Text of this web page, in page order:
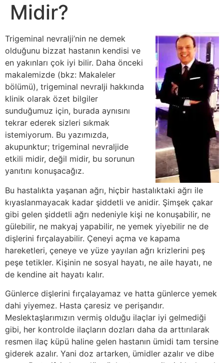
Midir?
Trigeminal nevralji’nin ne demek
olduğunu bizzat hastanın kendisi ve
en yakınları çok iyi bilir. Daha önceki
makalemizde (bkz: Makaleler
bölümü), trigeminal nevralji hakkında
klinik olarak özet bilgiler
sunduğumuz için, burada aynısını
tekrar ederek sizleri sıkmak
istemiyorum. Bu yazımızda,
akupunktur; trigeminal nevraljide
etkili midir, değil midir, bu sorunun
yanıtını konuşacağız.
Bu hastalıkta yaşanan ağrı, hiçbir hastalıktaki ağrı ile
kıyaslanmayacak kadar şiddetli ve anidir. Şimşek çakar
gibi gelen şiddetli ağrı nedeniyle kişi ne konuşabilir, ne
gülebilir, ne makyaj yapabilir, ne yemek yiyebilir ne de
dişlerini fırçalayabilir. Çeneyi açma ve kapama
hareketleri, çeneye ve yüze yayılan ağrı krizlerini peş
peşe tetikler. Kişinin ne sosyal hayatı, ne aile hayatı, ne
de kendine ait hayatı kalır.
Günlerce dişlerini fırçalayamaz ve hatta günlerce yemek
dahi yiyemez. Hasta çaresiz ve perişandır.
Meslektaşlarımızın vermiş olduğu ilaçlar iyi gelmediği
gibi, her kontrolde ilaçların dozları daha da arttırılarak
resmen ilaç küpü haline gelen hastanın ümidi tam tersine
giderek azalır. Yani doz artarken, ümidler azalır ve dibe